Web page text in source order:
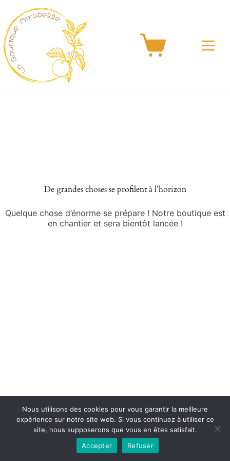
contenu
Panier
d’achat
De grandes choses se profilent à l’horizon
Quelque chose d’énorme se prépare ! Notre boutique est
en chantier et sera bientôt lancée !
Copyright © 2026la boutique mirabelle}.
Nous utilisons des cookies pour vous garantir la meilleure
expérience sur notre site web. Si vous continuez à utiliser ce
site, nous supposerons que vous en êtes satisfait.
Accepter
Refuser